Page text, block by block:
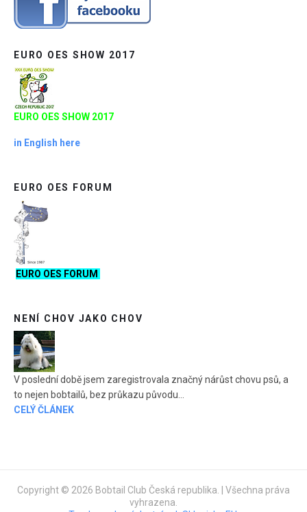
EURO OES SHOW 2017
EURO OES SHOW 2017
in English here
EURO OES FORUM
EURO OES FORUM
NENÍ CHOV JAKO CHOV
V poslední době jsem zaregistrovala značný nárůst chovu psů, a
to nejen bobtailů, bez průkazu původu...
CELÝ ČLÁNEK
Copyright © 2026 Bobtail Club Česká republika. | Všechna práva
vyhrazena.